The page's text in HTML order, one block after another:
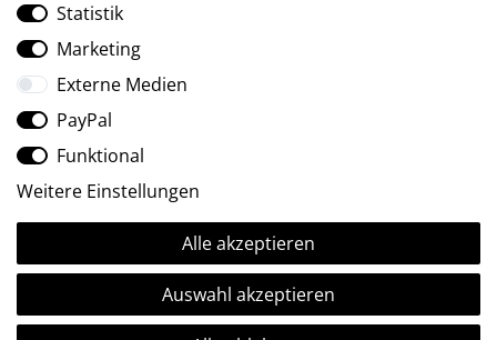
Social Media
Ⓒ2009-2026 ARTland GmbH • Alle Rechte vorbehalten.
Statistik
Marketing
Externe Medien
PayPal
Funktional
Weitere Einstellungen
Alle akzeptieren
Auswahl akzeptieren